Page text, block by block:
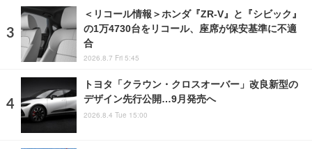
＜リコール情報＞ホンダ『ZR-V』と『シビック』
の1万4730台をリコール、座席が保安基準に不適
合
2026.8.7 Fri 5:45
トヨタ「クラウン・クロスオーバー」改良新型の
デザイン先行公開…9月発売へ
2026.8.4 Tue 15:00